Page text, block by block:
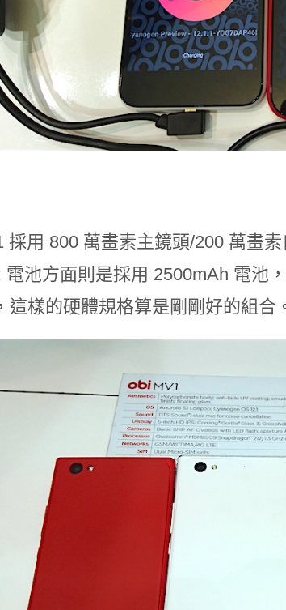
採用 800 萬畫素主鏡頭/200 萬畫
電池方面則是採用 2500mAh 電池
這樣的硬體規格算是剛剛好的組合